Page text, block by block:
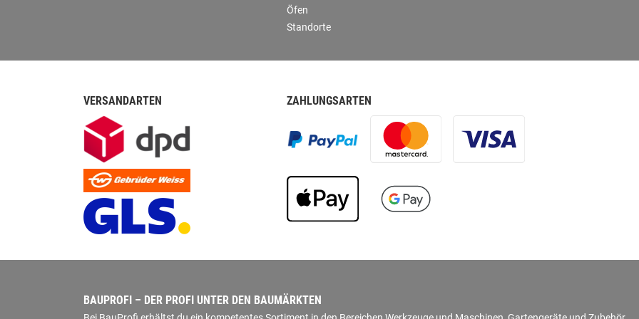
Öfen
Standorte
VERSANDARTEN ZAHLUNGSARTEN
BAUPROFI – DER PROFI UNTER DEN BAUMÄRKTEN